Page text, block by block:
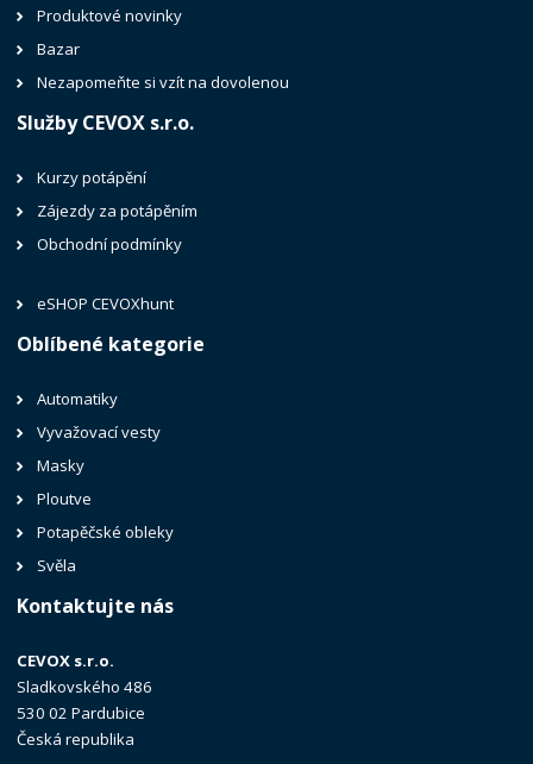
Produktové novinky
Bazar
Nezapomeňte si vzít na dovolenou
Služby CEVOX s.r.o.
Kurzy potápění
Zájezdy za potápěním
Obchodní podmínky
eSHOP CEVOXhunt
Oblíbené kategorie
Automatiky
Vyvažovací vesty
Masky
Ploutve
Potapěčské obleky
Svěla
Kontaktujte nás
CEVOX s.r.o.
Sladkovského 486
530 02 Pardubice
Česká republika